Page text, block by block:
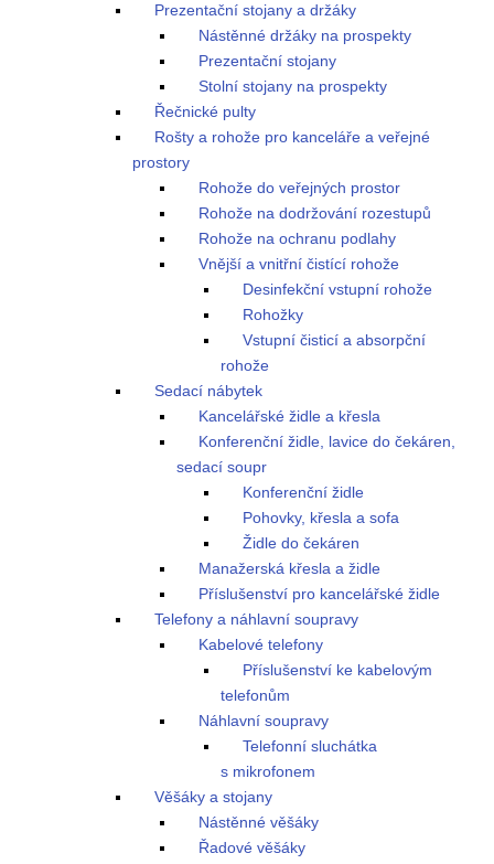
Prezentační stojany a držáky
Nástěnné držáky na prospekty
Prezentační stojany
Stolní stojany na prospekty
Řečnické pulty
Rošty a rohože pro kanceláře a veřejné
prostory
Rohože do veřejných prostor
Rohože na dodržování rozestupů
Rohože na ochranu podlahy
Vnější a vnitřní čistící rohože
Desinfekční vstupní rohože
Rohožky
Vstupní čisticí a absorpční
rohože
Sedací nábytek
Kancelářské židle a křesla
Konferenční židle, lavice do čekáren,
sedací soupr
Konferenční židle
Pohovky, křesla a sofa
Židle do čekáren
Manažerská křesla a židle
Příslušenství pro kancelářské židle
Telefony a náhlavní soupravy
Kabelové telefony
Příslušenství ke kabelovým
telefonům
Náhlavní soupravy
Telefonní sluchátka
s mikrofonem
Věšáky a stojany
Nástěnné věšáky
Řadové věšáky